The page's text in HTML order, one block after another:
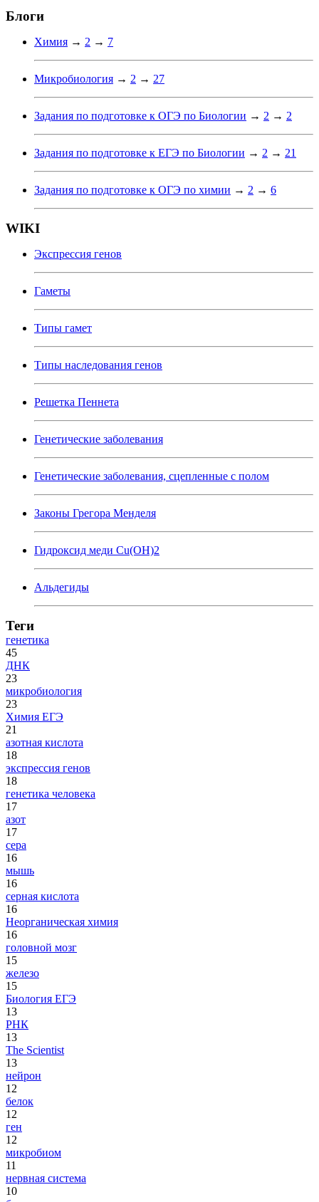
Блоги
Химия → 2 → 7
Микробиология → 2 → 27
Задания по подготовке к ОГЭ по Биологии → 2 → 2
Задания по подготовке к ЕГЭ по Биологии → 2 → 21
Задания по подготовке к ОГЭ по химии → 2 → 6
WIKI
Экспрессия генов
Гаметы
Типы гамет
Типы наследования генов
Решетка Пеннета
Генетические заболевания
Генетические заболевания, сцепленные с полом
Законы Грегора Менделя
Гидроксид меди Cu(OH)2
Альдегиды
Теги
генетика
45
ДНК
23
микробиология
23
Химия ЕГЭ
21
азотная кислота
18
экспрессия генов
18
генетика человека
17
азот
17
сера
16
мышь
16
серная кислота
16
Неорганическая химия
16
головной мозг
15
железо
15
Биология ЕГЭ
13
РНК
13
The Scientist
13
нейрон
12
белок
12
ген
12
микробиом
11
нервная система
10